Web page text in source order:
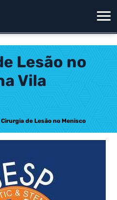
Lesão no
Vila
Cirurgia de Lesão no Menisco